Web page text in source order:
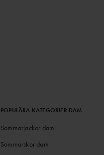
POPULÄRA KATEGORIER DAM
Sommarjackor dam
Sommarskor dam